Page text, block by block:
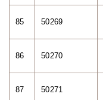
85 50269
86 50270
87 50271